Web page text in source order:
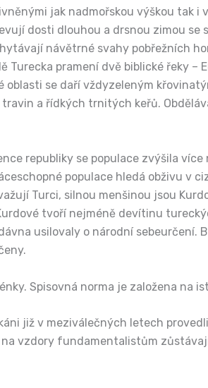
jak nadmořskou výškou tak i
dosti dlouhou a drsnou zimou se
návětrné svahy pobřežních
pramení dvě biblické řeky –
oblasti se daří vždyzeleným
a řídkých trnitých keřů.
republiky se populace zvýšila
populace hledá obživu v
Turci, silnou menšinou jsou
tvoří nejméně devítinu
usilovaly o národní sebeurčení.
Spisovná norma je založena na
již v meziválečných letech
vzdory fundamentalistům